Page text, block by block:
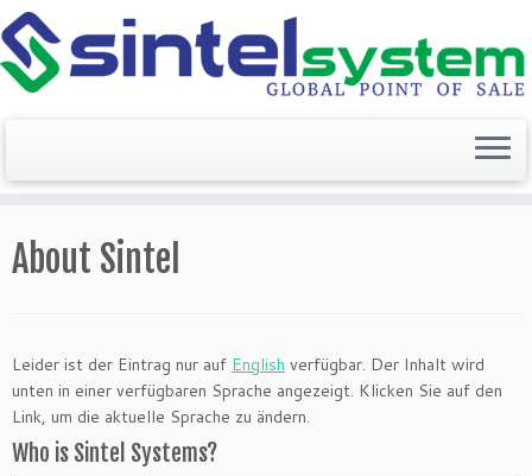
Inhalt
springen
About Sintel
Leider ist der Eintrag nur auf English verfügbar. Der Inhalt wird
unten in einer verfügbaren Sprache angezeigt. Klicken Sie auf den
Link, um die aktuelle Sprache zu ändern.
Who is Sintel Systems?